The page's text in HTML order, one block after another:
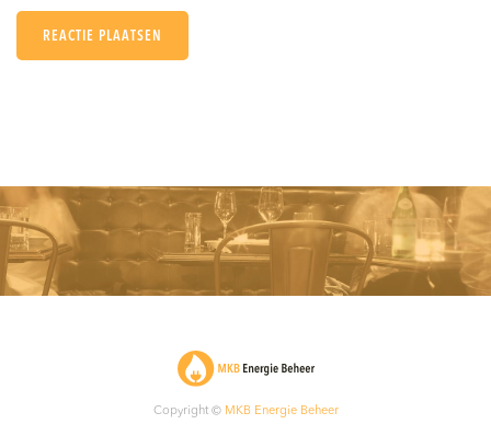
Copyright © MKB Energie Beheer